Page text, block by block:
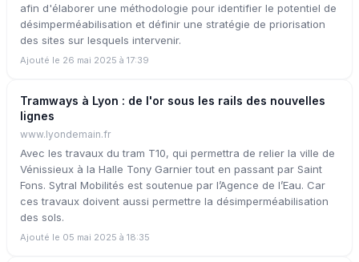
afin d'élaborer une méthodologie pour identifier le potentiel de
désimperméabilisation et définir une stratégie de priorisation
des sites sur lesquels intervenir.
Ajouté le 26 mai 2025 à 17:39
Tramways à Lyon : de l'or sous les rails des nouvelles
lignes
www.lyondemain.fr
Avec les travaux du tram T10, qui permettra de relier la ville de
Vénissieux à la Halle Tony Garnier tout en passant par Saint
Fons. Sytral Mobilités est soutenue par l’Agence de l’Eau. Car
ces travaux doivent aussi permettre la désimperméabilisation
des sols.
Ajouté le 05 mai 2025 à 18:35